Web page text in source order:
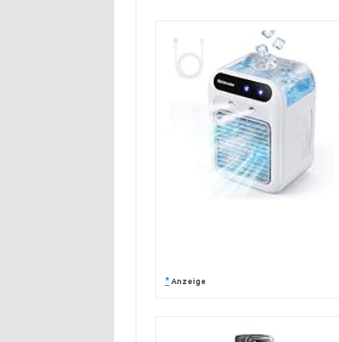
* Anzeige